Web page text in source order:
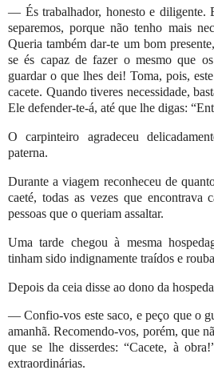
— És trabalhador, honesto e diligente.
separemos, porque não tenho mais
Queria também dar-te um bom
se és capaz de fazer o mesmo que
guardar o que lhes dei! Toma, pois,
cacete. Quando tiveres necessidade,
Ele defender-te-á, até que lhe digas:
O carpinteiro agradeceu
paterna.
Durante a viagem reconheceu de
caeté, todas as vezes que encontrava
pessoas que o queriam assaltar.
Uma tarde chegou à mesma
tinham sido indignamente traídos e
Depois da ceia disse ao dono da
— Confio-vos este saco, e peço que o
amanhã. Recomendo-vos, porém, que
que se lhe disserdes: “Cacete, à
extraordinárias.